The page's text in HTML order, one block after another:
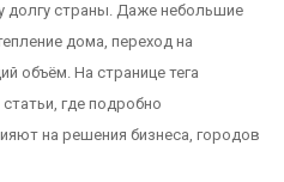
долгу страны. Даже небольшие
дома, переход на
объём. На странице тега
где подробно
на решения бизнеса, городов